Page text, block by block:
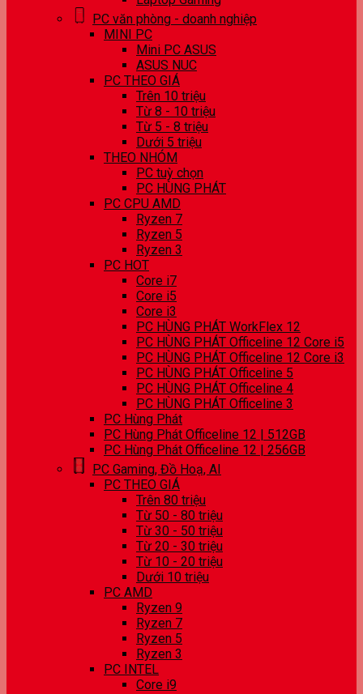
PC văn phòng - doanh nghiệp
MINI PC
Mini PC ASUS
ASUS NUC
PC THEO GIÁ
Trên 10 triệu
Từ 8 - 10 triệu
Từ 5 - 8 triệu
Dưới 5 triệu
THEO NHÓM
PC tuỳ chọn
PC HÙNG PHÁT
PC CPU AMD
Ryzen 7
Ryzen 5
Ryzen 3
PC HOT
Core i7
Core i5
Core i3
PC HÙNG PHÁT WorkFlex 12
PC HÙNG PHÁT Officeline 12 Core i5
PC HÙNG PHÁT Officeline 12 Core i3
PC HÙNG PHÁT Officeline 5
PC HÙNG PHÁT Officeline 4
PC HÙNG PHÁT Officeline 3
PC Hùng Phát
PC Hùng Phát Officeline 12 | 512GB
PC Hùng Phát Officeline 12 | 256GB
PC Gaming, Đồ Hoạ, AI
PC THEO GIÁ
Trên 80 triệu
Từ 50 - 80 triệu
Từ 30 - 50 triệu
Từ 20 - 30 triệu
Từ 10 - 20 triệu
Dưới 10 triệu
PC AMD
Ryzen 9
Ryzen 7
Ryzen 5
Ryzen 3
PC INTEL
Core i9